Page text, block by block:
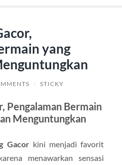
yang
/ STICKY
Pengalaman Bermain
Menguntungkan
Gacorkini menjadi favorit
menawarkan sensasi